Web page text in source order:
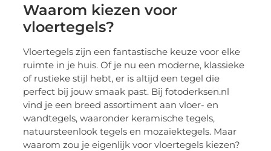
Waarom kiezen voor
vloertegels?
Vloertegels zijn een fantastische keuze voor elke
ruimte in je huis. Of je nu een moderne, klassieke
of rustieke stijl hebt, er is altijd een tegel die
perfect bij jouw smaak past. Bij fotoderksen.nl
vind je een breed assortiment aan vloer- en
wandtegels, waaronder keramische tegels,
natuursteenlook tegels en mozaïektegels. Maar
waarom zou je eigenlijk voor vloertegels kiezen?